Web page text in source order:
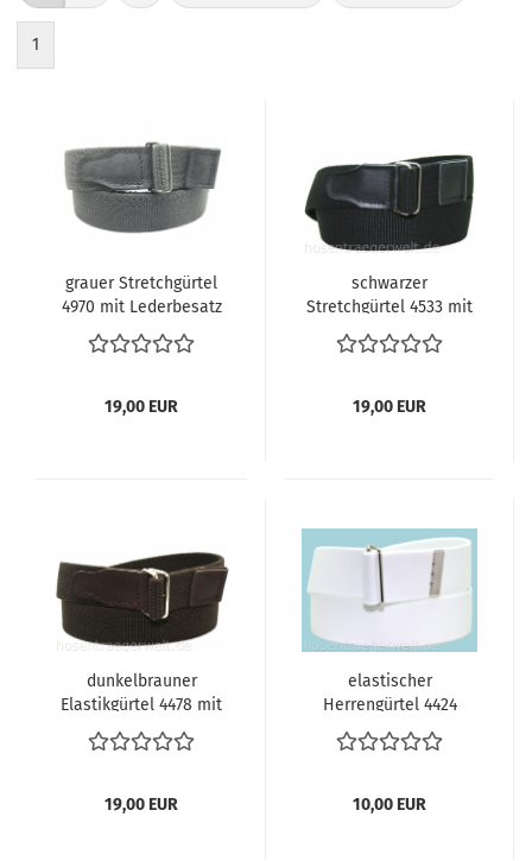
1
grauer Stretchgürtel
4970 mit Lederbesatz
19,00 EUR
schwarzer
Stretchgürtel 4533 mit
Lederbesatz
19,00 EUR
dunkelbrauner
Elastikgürtel 4478 mit
Lederbesatz
19,00 EUR
elastischer
Herrengürtel 4424
10,00 EUR